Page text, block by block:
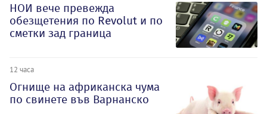
НОИ вече превежда
обезщетения по Revolut и по
сметки зад граница
12 часа
Огнище на африканска чума
по свинете във Варнанско